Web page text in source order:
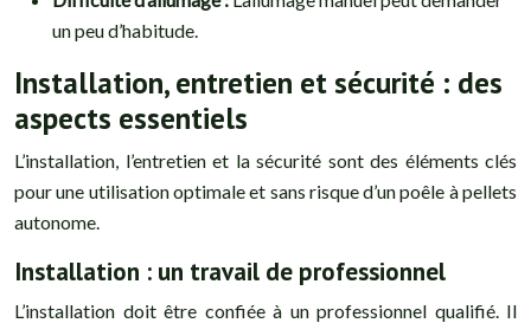
un peu d’habitude.
Installation, entretien et sécurité : des
aspects essentiels
L’installation, l’entretien et la sécurité sont des éléments clés
pour une utilisation optimale et sans risque d’un poêle à pellets
autonome.
Installation : un travail de professionnel
L’installation doit être confiée à un professionnel qualifié. Il